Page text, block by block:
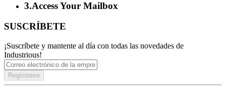
3.Access Your Mailbox
SUSCRÍBETE
¡Suscríbete y mantente al día con todas las novedades de
Industrious!
Regístrese